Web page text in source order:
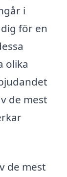
i
för en
olika
de mest
de mest